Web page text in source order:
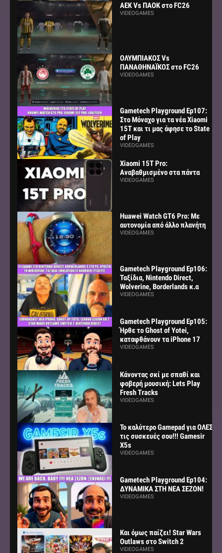
AEK Vs ΠΑΟΚ στο FC26
VIDEOGAMES
ΟΛΥΜΠΙΑΚΟΣ Vs
ΠΑΝΑΘΗΝΑΪΚΟΣ στο FC26
VIDEOGAMES
Gametech Playground Ep107:
Στο Μόναχο για τα νέα Xiaomi
15Τ και τι μας άφησε το State
of Play
VIDEOGAMES
Xiaomi 15T Pro:
Αναβαθμισμένο στα πάντα
VIDEOGAMES
Huawei Watch GT6 Pro: Με
αυτονομία από άλλο πλανήτη
VIDEOGAMES
Gametech Playground Ep106:
Ταξίδια, Nintendo Direct,
Wolverine, Borderlands κ.α
VIDEOGAMES
Gametech Playground Ep105:
Ήρθε το Ghost of Yotei,
καταφθάνουν τα iPhone 17
VIDEOGAMES
Κάνοντας σκί με σπαθί και
φοβερή μουσική: Lets Play
Fresh Tracks
VIDEOGAMES
Το καλύτερο Gamepad για ΟΛΕΣ
τις συσκευές σου!!! Gamesir
X5s
VIDEOGAMES
Gametech Playground Ep104:
ΔΥΝΑΜΙΚΑ ΣΤΗ ΝΕΑ ΣΕΖΟΝ!
VIDEOGAMES
Και όμως παίζει! Star Wars
Outlaws στο Switch 2
VIDEOGAMES